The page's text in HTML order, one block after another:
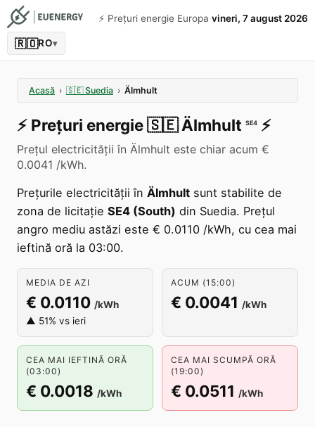
⚡️ Prețuri energie Europa vineri, 7 august 2026
🇷🇴RO▾
Acasă › 🇸🇪 Suedia › Älmhult
⚡️ Prețuri energie🇸🇪 Älmhult SE4 ⚡️
Prețul electricității în Älmhult este chiar acum €
0.0041 /kWh.
Prețurile electricității în Älmhult sunt stabilite de
zona de licitație SE4 (South) din Suedia. Prețul
angro mediu astăzi este € 0.0110 /kWh, cu cea mai
ieftină oră la 03:00.
MEDIA DE AZI
€ 0.0110 /kWh
▲ 51% vs ieri
ACUM (15:00)
€ 0.0041 /kWh
CEA MAI IEFTINĂ ORĂ
(03:00)
€ 0.0018 /kWh
CEA MAI SCUMPĂ ORĂ
(19:00)
€ 0.0511 /kWh